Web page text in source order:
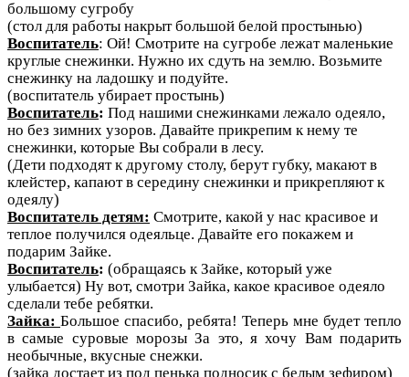
большому сугробу
(стол для работы накрыт большой белой простынью)
Воспитатель: Ой! Смотрите на сугробе лежат маленькие
круглые снежинки. Нужно их сдуть на землю. Возьмите
снежинку на ладошку и подуйте.
(воспитатель убирает простынь)
Воспитатель: Под нашими снежинками лежало одеяло,
но без зимних узоров. Давайте прикрепим к нему те
снежинки, которые Вы собрали в лесу.
(Дети подходят к другому столу, берут губку, макают в
клейстер, капают в середину снежинки и прикрепляют к
одеялу)
Воспитатель детям: Смотрите, какой у нас красивое и
теплое получился одеяльце. Давайте его покажем и
подарим Зайке.
Воспитатель: (обращаясь к Зайке, который уже
улыбается) Ну вот, смотри Зайка, какое красивое одеяло
сделали тебе ребятки.
Зайка: Большое спасибо, ребята! Теперь мне будет тепло
в самые суровые морозы За это, я хочу Вам подарить
необычные, вкусные снежки.
(зайка достает из под пенька подносик с белым зефиром)